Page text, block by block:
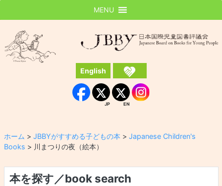
JBBY
English
Facebook
JP
JP
EN
EN Instagram
MENU
ホーム > JBBYがすすめる子どもの本 > Japanese Children's
Books > 川まつりの夜（絵本）
本を探す／book search